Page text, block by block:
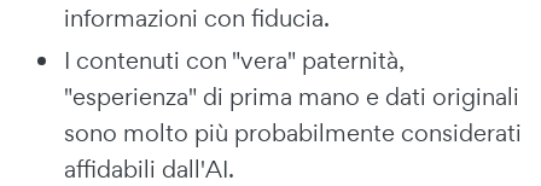
informazioni con fiducia.
I contenuti con "vera" paternità,
"esperienza" di prima mano e dati originali
sono molto più probabilmente considerati
affidabili dall'AI.